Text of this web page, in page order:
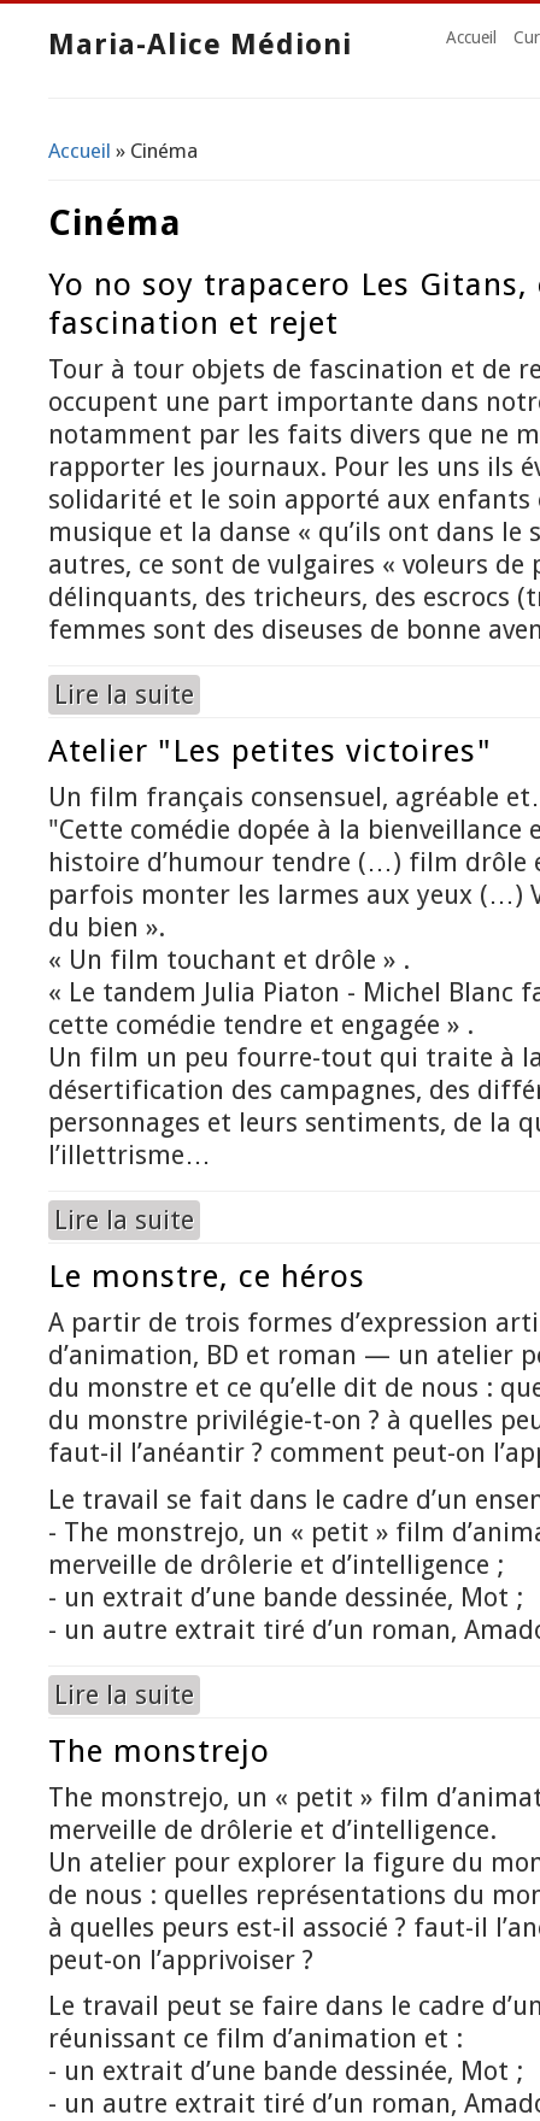
Maria-Alice Médioni Accueil
Vous êtes ici
Accueil » Cinéma
Cinéma
Yo no soy trapacero Les Gitans,
fascination et rejet
Tour à tour objets de fascination et de
occupent une part importante dans
notamment par les faits divers que ne
rapporter les journaux. Pour les uns ils
solidarité et le soin apporté aux enfants
musique et la danse « qu’ils ont dans le
autres, ce sont de vulgaires « voleurs de
délinquants, des tricheurs, des escrocs
femmes sont des diseuses de bonne
Lire la suite
Atelier "Les petites victoires"
Un film français consensuel, agréable
"Cette comédie dopée à la
histoire d’humour tendre (…) film
parfois monter les larmes aux yeux (…)
du bien ».
« Un film touchant et drôle » .
« Le tandem Julia Piaton - Michel Blanc
cette comédie tendre et engagée » .
Un film un peu fourre-tout qui traite à
désertification des campagnes, des
personnages et leurs sentiments, de la
l’illettrisme…
Lire la suite
Le monstre, ce héros
A partir de trois formes d’expression
d’animation, BD et roman — un atelier
du monstre et ce qu’elle dit de nous :
du monstre privilégie-t-on ? à quelles
faut-il l’anéantir ? comment peut-on
Le travail se fait dans le cadre d’un
- The monstrejo, un « petit » film
merveille de drôlerie et d’intelligence ;
- un extrait d’une bande dessinée, Mot ;
- un autre extrait tiré d’un roman,
Lire la suite
The monstrejo
The monstrejo, un « petit » film
merveille de drôlerie et d’intelligence.
Un atelier pour explorer la figure du
de nous : quelles représentations du
à quelles peurs est-il associé ? faut-il
peut-on l’apprivoiser ?
Le travail peut se faire dans le cadre
réunissant ce film d’animation et :
- un extrait d’une bande dessinée, Mot ;
- un autre extrait tiré d’un roman,